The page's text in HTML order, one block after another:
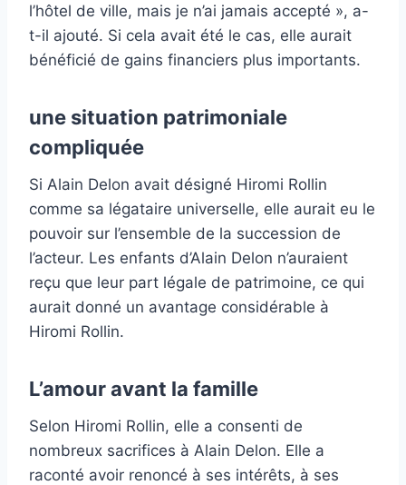
l’hôtel de ville, mais je n’ai jamais accepté », a-
t-il ajouté. Si cela avait été le cas, elle aurait
bénéficié de gains financiers plus importants.
une situation patrimoniale
compliquée
Si Alain Delon avait désigné Hiromi Rollin
comme sa légataire universelle, elle aurait eu le
pouvoir sur l’ensemble de la succession de
l’acteur. Les enfants d’Alain Delon n’auraient
reçu que leur part légale de patrimoine, ce qui
aurait donné un avantage considérable à
Hiromi Rollin.
L’amour avant la famille
Selon Hiromi Rollin, elle a consenti de
nombreux sacrifices à Alain Delon. Elle a
raconté avoir renoncé à ses intérêts, à ses